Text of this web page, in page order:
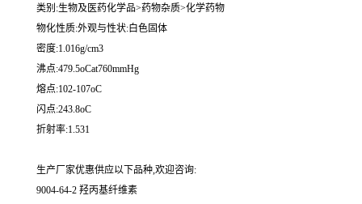
类别:生物及医药化学品>药物杂质>化学药物
物化性质:外观与性状:白色固体
密度:1.016g/cm3
沸点:479.5oCat760mmHg
熔点:102-107oC
闪点:243.8oC
折射率:1.531
生产厂家优惠供应以下品种,欢迎咨询:
9004-64-2 羟丙基纤维素